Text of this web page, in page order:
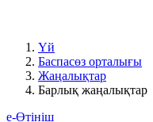
Үй
Баспасөз орталығы
Жаңалықтар
Барлық жаңалықтар
е-Өтініш